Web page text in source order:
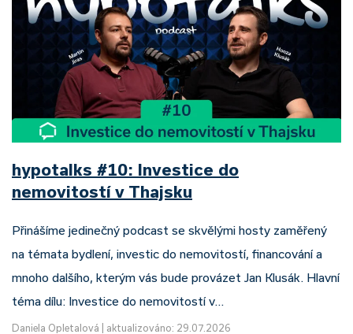
hypotalks #10: Investice do
nemovitostí v Thajsku
Přinášíme jedinečný podcast se skvělými hosty zaměřený
na témata bydlení, investic do nemovitostí, financování a
mnoho dalšího, kterým vás bude provázet Jan Klusák. Hlavní
téma dílu: Investice do nemovitostí v…
Daniela Opletalová
aktualizováno: 29.07.2026